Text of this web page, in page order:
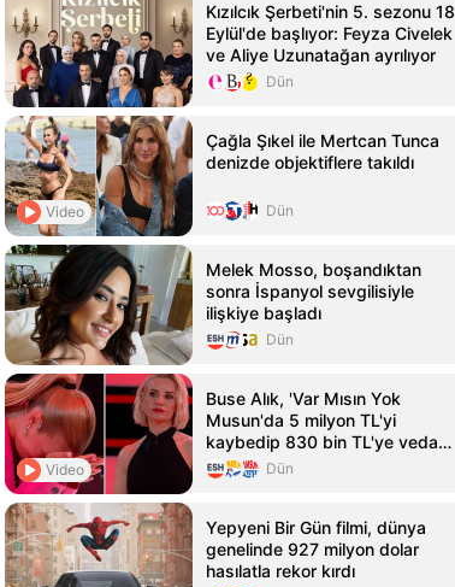
Kızılcık Şerbeti'nin 5. sezonu 18
Eylül'de başlıyor: Feyza Civelek
ve Aliye Uzunatağan ayrılıyor
Dün
Video
Çağla Şıkel ile Mertcan Tunca
denizde objektiflere takıldı
Dün
Melek Mosso, boşandıktan
sonra İspanyol sevgilisiyle
ilişkiye başladı
Dün
Video
Buse Alık, 'Var Mısın Yok
Musun'da 5 milyon TL'yi
kaybedip 830 bin TL'ye veda
etti
Dün
Yepyeni Bir Gün filmi, dünya
genelinde 927 milyon dolar
hasılatla rekor kırdı